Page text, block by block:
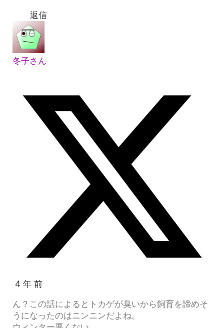
返信
冬子さん
4 年 前
ん？この話によるとトカゲが臭いから飼育を諦めそ
うになったのはニンニンだよね。